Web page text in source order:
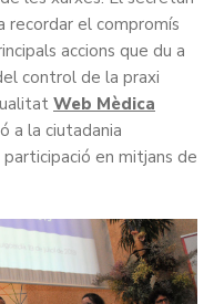
recordar el compromís
accions que du a
control de la praxi
Web Mèdica
a la ciutadania
participació en mitjans de